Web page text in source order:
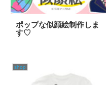
ポップな似顔絵制作しま
す♡
shop